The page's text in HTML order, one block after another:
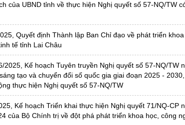
của UBND tỉnh về thực hiện Nghị quyết số 57-NQ/TW
Quyết định Thành lập Ban Chỉ đạo về phát triển
tế tỉnh Lai Châu
2025, Kế hoạch Tuyên truyền Nghị quyết số 57-NQ/
tạo và chuyển đổi số quốc gia giai đoạn 2025 -
thực hiện Nghị quyết số 57-NQ/TW
Kế hoạch Triển khai thực hiện Nghị quyết 71/NQ-
của Bộ Chính trị về đột phá phát triển khoa học, công